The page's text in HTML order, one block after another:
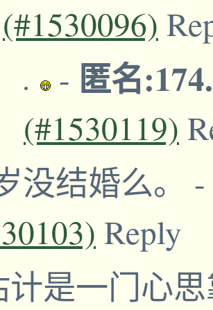
(#1530096)
- 匿名
(#1530119)
没结婚么。 -
Reply
计是一门心